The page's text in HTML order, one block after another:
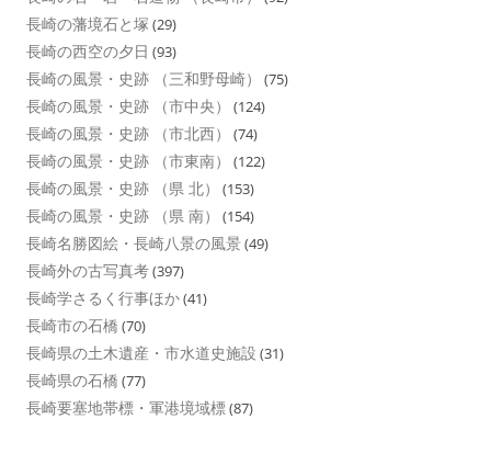
長崎の藩境石と塚 (29)
長崎の西空の夕日 (93)
長崎の風景・史跡 （三和野母崎） (75)
長崎の風景・史跡 （市中央） (124)
長崎の風景・史跡 （市北西） (74)
長崎の風景・史跡 （市東南） (122)
長崎の風景・史跡 （県 北） (153)
長崎の風景・史跡 （県 南） (154)
長崎名勝図絵・長崎八景の風景 (49)
長崎外の古写真考(397)
長崎学さるく行事ほか(41)
長崎市の石橋 (70)
長崎県の土木遺産・市水道史施設 (31)
長崎県の石橋 (77)
長崎要塞地帯標・軍港境域標(87)